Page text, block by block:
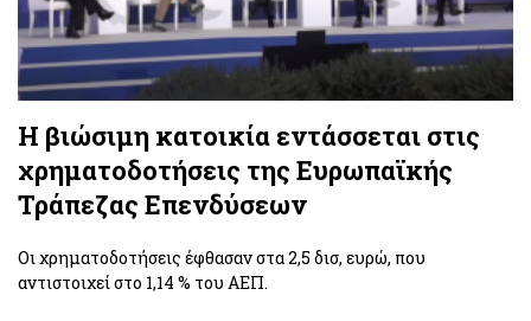
Η βιώσιμη κατοικία εντάσσεται στις
χρηματοδοτήσεις της Ευρωπαϊκής
Τράπεζας Επενδύσεων
Οι χρηματοδοτήσεις έφθασαν στα 2,5 δισ, ευρώ, που
αντιστοιχεί στο 1,14 % του ΑΕΠ.